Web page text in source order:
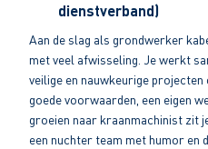
dienstverband)
Aan de slag als grondwerker
met veel afwisseling. Je werkt
veilige en nauwkeurige
goede voorwaarden, een eigen
groeien naar kraanmachinist zit
een nuchter team met humor en